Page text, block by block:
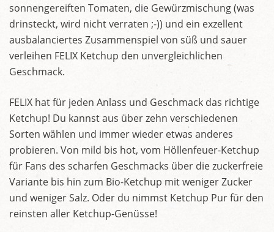
sonnengereiften Tomaten, die Gewürzmischung (was
drinsteckt, wird nicht verraten ;-)) und ein exzellent
ausbalanciertes Zusammenspiel von süß und sauer
verleihen FELIX Ketchup den unvergleichlichen
Geschmack.
FELIX hat für jeden Anlass und Geschmack das richtige
Ketchup! Du kannst aus über zehn verschiedenen
Sorten wählen und immer wieder etwas anderes
probieren. Von mild bis hot, vom Höllenfeuer-Ketchup
für Fans des scharfen Geschmacks über die zuckerfreie
Variante bis hin zum Bio-Ketchup mit weniger Zucker
und weniger Salz. Oder du nimmst Ketchup Pur für den
reinsten aller Ketchup-Genüsse!